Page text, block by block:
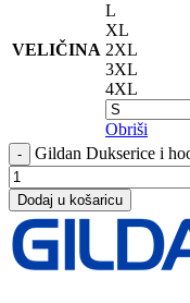
VELIČINA
L
XL
2XL
3XL
4XL
Obriši
Gildan Dukserice i
Dodaj u košaricu